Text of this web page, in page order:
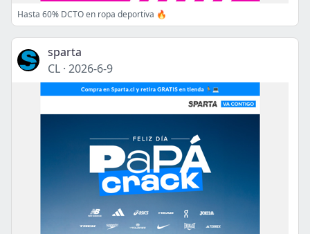
Hasta 60% DCTO en ropa deportiva 🔥
sparta
CL · 2026-6-9